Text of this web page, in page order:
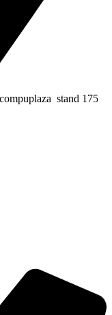
stand 175